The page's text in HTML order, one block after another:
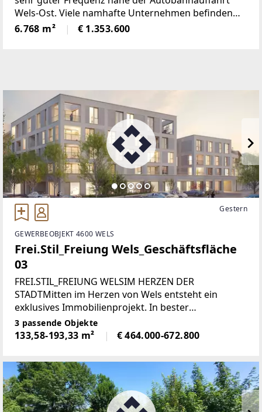
Wels-Ost. Viele namhafte Unternehmen befinden
sich in direkter Nachbarschaft.Die Fläche ist als
"MB" - eingeschränkt gemischtes Baugebiet -
6.768 m² € 1.353.600
Gestern
GEWERBEOBJEKT 4600 WELS
Frei.Stil_Freiung Wels_Geschäftsfläche
03
FREI.STIL_FREIUNG WELSIM HERZEN DER
STADTMitten im Herzen von Wels entsteht ein
exklusives Immobilienprojekt. In bester
Innenstadtlage, direkt an der Freiung, vereinen sich
urbaner Komfort, hochwertige Architektur und
3 passende Objekte
133,58-193,33 m² € 464.000-672.800